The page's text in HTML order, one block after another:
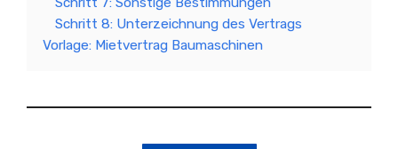
Schritt 8: Unterzeichnung des Vertrags
Vorlage: Mietvertrag Baumaschinen